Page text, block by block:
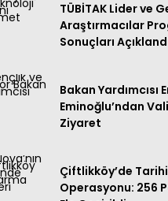
TÜBİTAK Lider ve
Araştırmacılar
Sonuçları
Bakan Yardımcısı
Eminoğlu’ndan
Ziyaret
Çiftlikköy’de
Operasyonu: 256